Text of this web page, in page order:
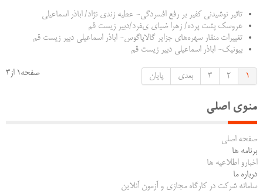
تاثير نوشيدني كفير بر رفع افسردگي- عطيه زندي نژاد/ اباذر اسماعيلي
عروسك پشت پرده/ زهرا ضياي ىفرد/دبير زيست قم
تغییرات منقار سهره‌های جزایر گالاپاگوس- اباذر اسماعيلي دبير زيست قم
بیونیک- اباذر اسماعيلي دبير زيست قم
صفحه1 از3 1
2
3 بعدی پایان
منوی اصلی
صفحه اصلی
برنامه ها
اخبارو اطلاعیه ها
درباره ما
سامانه شرکت در کارگاه مجازی و آزمون آنلاین